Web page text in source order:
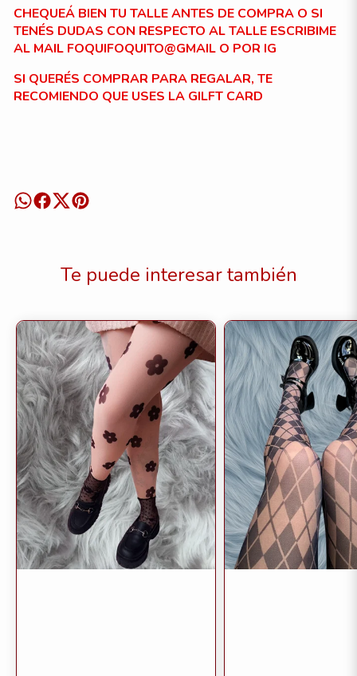
CHEQUEÁ BIEN TU TALLE ANTES DE COMPRA O SI
TENÉS DUDAS CON RESPECTO AL TALLE ESCRIBIME
AL MAIL FOQUIFOQUITO@GMAIL O POR IG
SI QUERÉS COMPRAR PARA REGALAR, TE
RECOMIENDO QUE USES LA GILFT CARD
Te puede interesar también